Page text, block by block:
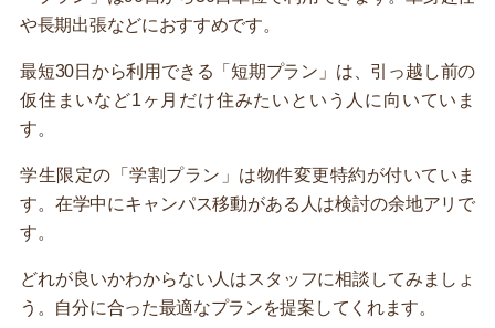
や長期出張などにおすすめです。
最短30日から利用できる「短期プラン」は、引っ越し前の
仮住まいなど1ヶ月だけ住みたいという人に向いていま
す。
学生限定の「学割プラン」は物件変更特約が付いていま
す。在学中にキャンパス移動がある人は検討の余地アリで
す。
どれが良いかわからない人はスタッフに相談してみましょ
う。自分に合った最適なプランを提案してくれます。